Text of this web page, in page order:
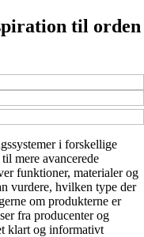
til orden
i forskellige
mere avancerede
funktioner, materialer og
vurdere, hvilken type der
om produkterne er
fra producenter og
klart og informativt